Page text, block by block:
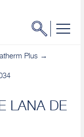
Plus
LANA DE